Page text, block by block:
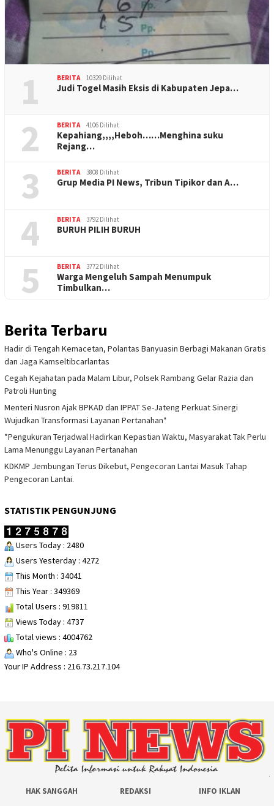
1 BERITA 10329 Dilihat
Judi Togel Masih Eksis di Kabupaten Jepa…
2 BERITA 4106 Dilihat
Kepahiang,,,,Heboh……Menghina suku
Rejang…
3 BERITA 3808 Dilihat
Grup Media PI News, Tribun Tipikor dan A…
4 BERITA 3792 Dilihat
BURUH PILIH BURUH
5 BERITA 3772 Dilihat
Warga Mengeluh Sampah Menumpuk
Timbulkan…
Berita Terbaru
Hadir di Tengah Kemacetan, Polantas Banyuasin Berbagi Makanan Gratis
dan Jaga Kamseltibcarlantas
Cegah Kejahatan pada Malam Libur, Polsek Rambang Gelar Razia dan
Patroli Hunting
Menteri Nusron Ajak BPKAD dan IPPAT Se-Jateng Perkuat Sinergi
Wujudkan Transformasi Layanan Pertanahan*
*Pengukuran Terjadwal Hadirkan Kepastian Waktu, Masyarakat Tak Perlu
Lama Menunggu Layanan Pertanahan
KDKMP Jembungan Terus Dikebut, Pengecoran Lantai Masuk Tahap
Pengecoran Lantai.
STATISTIK PENGUNJUNG
Users Today : 2480
Users Yesterday : 4272
This Month : 34041
This Year : 349369
Total Users : 919811
Views Today : 4737
Total views : 4004762
Who's Online : 23
Your IP Address : 216.73.217.104
HAK SANGGAH REDAKSI INFO IKLAN